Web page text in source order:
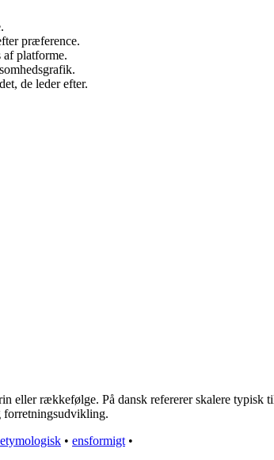
præference.
platforme.
de leder efter.
eller rækkefølge. På dansk refererer skalere
forretningsudvikling.
etymologisk • ensformigt •